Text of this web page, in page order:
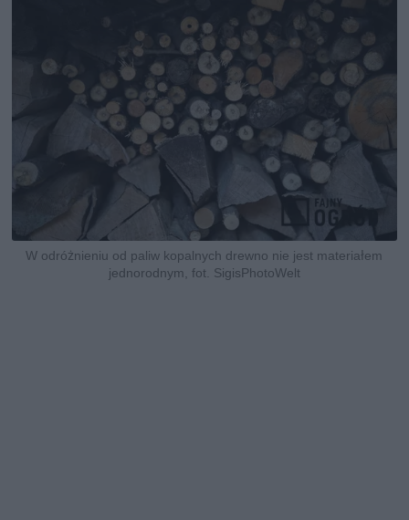
W odróżnieniu od paliw kopalnych drewno nie jest materiałem
jednorodnym, fot. SigisPhotoWelt